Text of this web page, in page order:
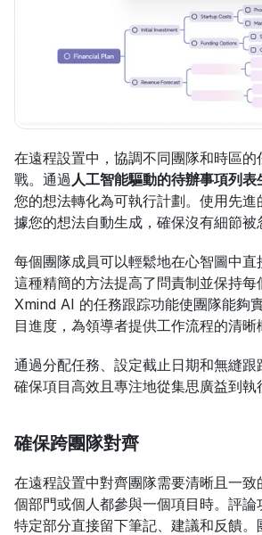
在遠程設置中，協調不同團隊和時區
戰。通過 人工智能驅動的待辦事項列表
您的想法轉化為可執行計劃。使用先
據您的想法自動生成，確保沒有細節被
每個團隊成員可以輕鬆地在心智圖中直
這種精簡的方法提高了問責制並保持每
Xmind AI 的任務跟踪功能使團隊能夠
目進度，為領導者提供工作流程的清晰
通過分配任務、設定截止日期和無縫
確保項目高效且專注地從集思廣益到執
確保跨團隊對齊
在遠程設置中對齊團隊需要清晰且一致
個部門或個人都參與一個項目時。評論
特定部分直接留下筆記、建議和反饋。